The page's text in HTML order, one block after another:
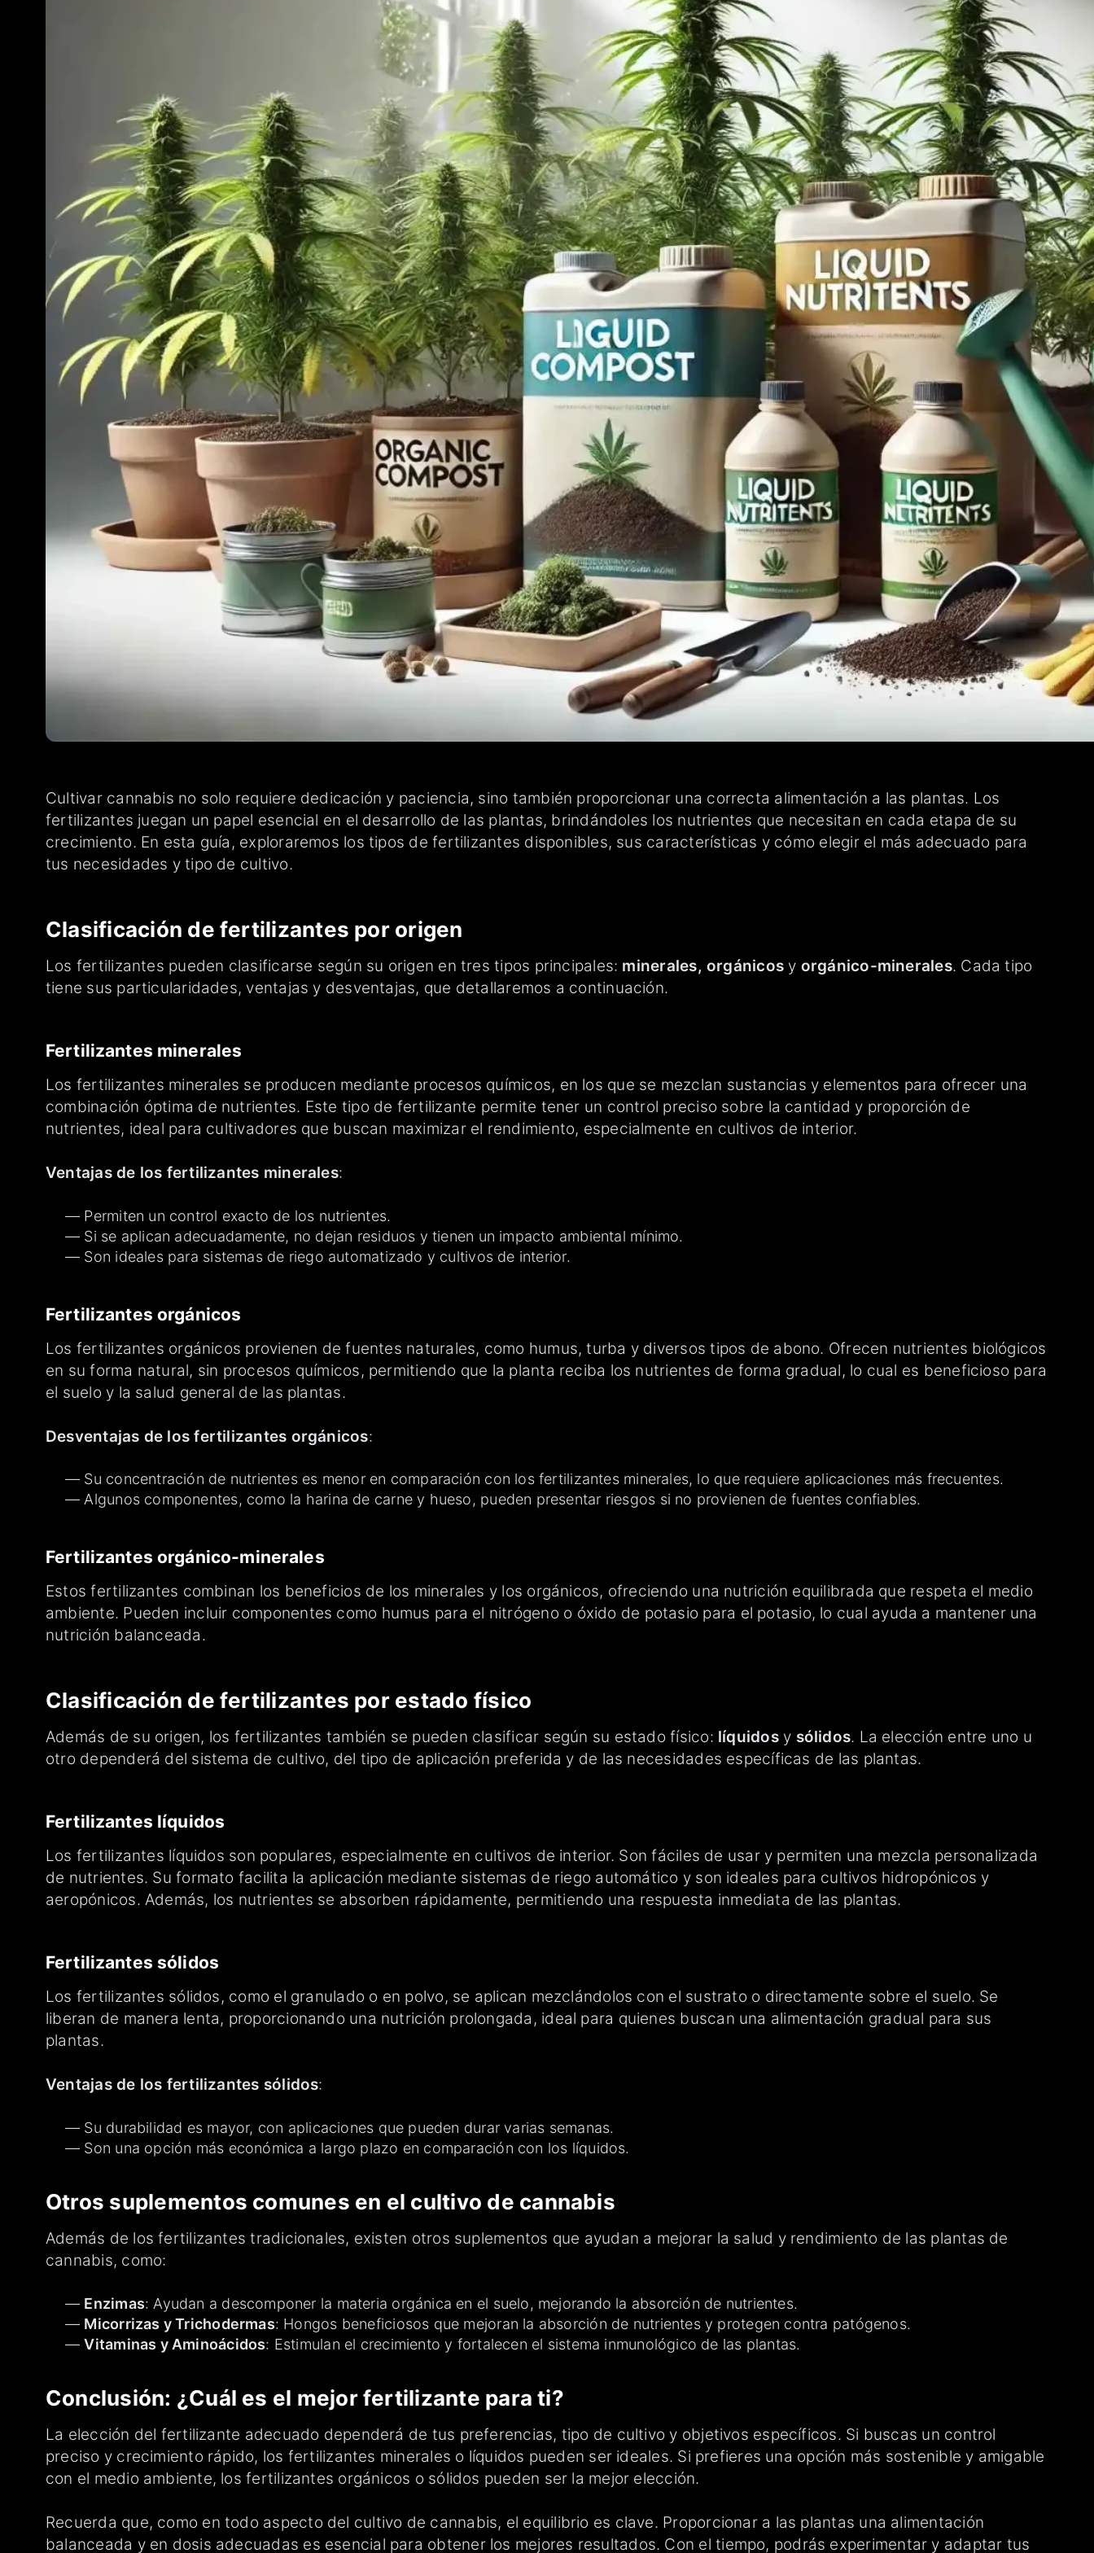
Cultivar cannabis no solo requiere dedicación y paciencia, sino también proporcionar una correcta alimentación a las plantas. Los
fertilizantes juegan un papel esencial en el desarrollo de las plantas, brindándoles los nutrientes que necesitan en cada etapa de su
crecimiento. En esta guía, exploraremos los tipos de fertilizantes disponibles, sus características y cómo elegir el más adecuado para
tus necesidades y tipo de cultivo.
Clasificación de fertilizantes por origen
Los fertilizantes pueden clasificarse según su origen en tres tipos principales: minerales, orgánicos y orgánico-minerales. Cada tipo
tiene sus particularidades, ventajas y desventajas, que detallaremos a continuación.
Fertilizantes minerales
Los fertilizantes minerales se producen mediante procesos químicos, en los que se mezclan sustancias y elementos para ofrecer una
combinación óptima de nutrientes. Este tipo de fertilizante permite tener un control preciso sobre la cantidad y proporción de
nutrientes, ideal para cultivadores que buscan maximizar el rendimiento, especialmente en cultivos de interior.
Ventajas de los fertilizantes minerales:
Permiten un control exacto de los nutrientes.
Si se aplican adecuadamente, no dejan residuos y tienen un impacto ambiental mínimo.
Son ideales para sistemas de riego automatizado y cultivos de interior.
Fertilizantes orgánicos
Los fertilizantes orgánicos provienen de fuentes naturales, como humus, turba y diversos tipos de abono. Ofrecen nutrientes biológicos
en su forma natural, sin procesos químicos, permitiendo que la planta reciba los nutrientes de forma gradual, lo cual es beneficioso para
el suelo y la salud general de las plantas.
Desventajas de los fertilizantes orgánicos:
Su concentración de nutrientes es menor en comparación con los fertilizantes minerales, lo que requiere aplicaciones más frecuentes.
Algunos componentes, como la harina de carne y hueso, pueden presentar riesgos si no provienen de fuentes confiables.
Fertilizantes orgánico-minerales
Estos fertilizantes combinan los beneficios de los minerales y los orgánicos, ofreciendo una nutrición equilibrada que respeta el medio
ambiente. Pueden incluir componentes como humus para el nitrógeno o óxido de potasio para el potasio, lo cual ayuda a mantener una
nutrición balanceada.
Clasificación de fertilizantes por estado físico
Además de su origen, los fertilizantes también se pueden clasificar según su estado físico: líquidosy sólidos. La elección entre uno u
otro dependerá del sistema de cultivo, del tipo de aplicación preferida y de las necesidades específicas de las plantas.
Fertilizantes líquidos
Los fertilizantes líquidos son populares, especialmente en cultivos de interior. Son fáciles de usar y permiten una mezcla personalizada
de nutrientes. Su formato facilita la aplicación mediante sistemas de riego automático y son ideales para cultivos hidropónicos y
aeropónicos. Además, los nutrientes se absorben rápidamente, permitiendo una respuesta inmediata de las plantas.
Fertilizantes sólidos
Los fertilizantes sólidos, como el granulado o en polvo, se aplican mezclándolos con el sustrato o directamente sobre el suelo. Se
liberan de manera lenta, proporcionando una nutrición prolongada, ideal para quienes buscan una alimentación gradual para sus
plantas.
Ventajas de los fertilizantes sólidos:
Su durabilidad es mayor, con aplicaciones que pueden durar varias semanas.
Son una opción más económica a largo plazo en comparación con los líquidos.
Otros suplementos comunes en el cultivo de cannabis
Además de los fertilizantes tradicionales, existen otros suplementos que ayudan a mejorar la salud y rendimiento de las plantas de
cannabis, como:
Enzimas: Ayudan a descomponer la materia orgánica en el suelo, mejorando la absorción de nutrientes.
Micorrizas y Trichodermas: Hongos beneficiosos que mejoran la absorción de nutrientes y protegen contra patógenos.
Vitaminas y Aminoácidos: Estimulan el crecimiento y fortalecen el sistema inmunológico de las plantas.
Conclusión: ¿Cuál es el mejor fertilizante para ti?
La elección del fertilizante adecuado dependerá de tus preferencias, tipo de cultivo y objetivos específicos. Si buscas un control
preciso y crecimiento rápido, los fertilizantes minerales o líquidos pueden ser ideales. Si prefieres una opción más sostenible y amigable
con el medio ambiente, los fertilizantes orgánicos o sólidos pueden ser la mejor elección.
Recuerda que, como en todo aspecto del cultivo de cannabis, el equilibrio es clave. Proporcionar a las plantas una alimentación
balanceada y en dosis adecuadas es esencial para obtener los mejores resultados. Con el tiempo, podrás experimentar y adaptar tus